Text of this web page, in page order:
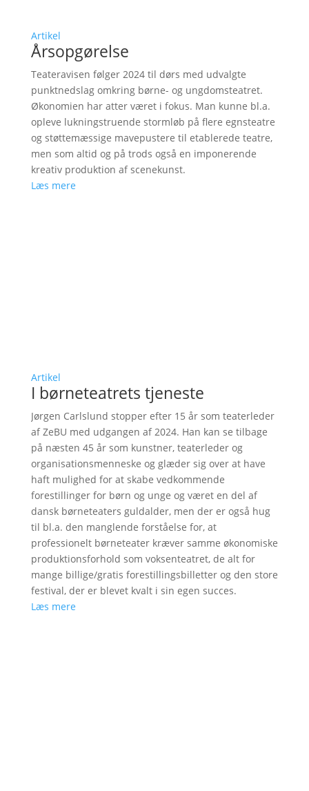
Artikel
Årsopgørelse
Teateravisen følger 2024 til dørs med udvalgte
punktnedslag omkring børne- og ungdomsteatret.
Økonomien har atter været i fokus. Man kunne bl.a.
opleve lukningstruende stormløb på flere egnsteatre
og støttemæssige mavepustere til etablerede teatre,
men som altid og på trods også en imponerende
kreativ produktion af scenekunst.
Læs mere
Artikel
I børneteatrets tjeneste
Jørgen Carlslund stopper efter 15 år som teaterleder
af ZeBU med udgangen af 2024. Han kan se tilbage
på næsten 45 år som kunstner, teaterleder og
organisationsmenneske og glæder sig over at have
haft mulighed for at skabe vedkommende
forestillinger for børn og unge og været en del af
dansk børneteaters guldalder, men der er også hug
til bl.a. den manglende forståelse for, at
professionelt børneteater kræver samme økonomiske
produktionsforhold som voksenteatret, de alt for
mange billige/gratis forestillingsbilletter og den store
festival, der er blevet kvalt i sin egen succes.
Læs mere